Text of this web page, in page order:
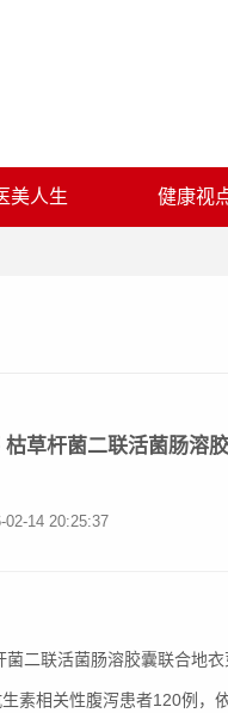
美人生 健康视
草杆菌二联活菌肠溶
02-14 20:25:37
菌二联活菌肠溶胶囊联合地
素相关性腹泻患者120例，